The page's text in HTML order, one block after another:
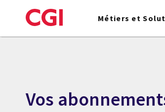
to
Métiers et
Vos